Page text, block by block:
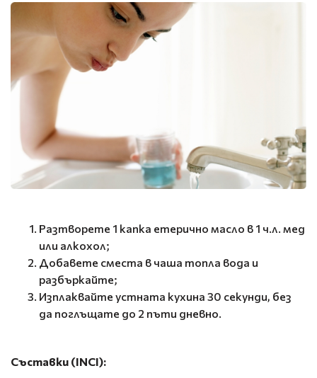
Разтворете 1 капка етерично масло в 1 ч.л. мед
или алкохол;
Добавете сместа в чаша топла вода и
разбъркайте;
Изплаквайте устната кухина 30 секунди, без
да поглъщате до 2 пъти дневно.
Съставки (INCI):